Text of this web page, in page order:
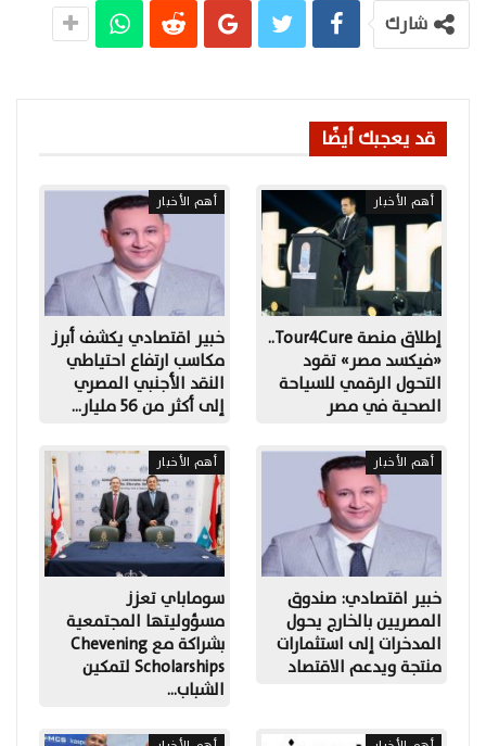
شارك
قد يعجبك أيضًا
أهم الأخبار
إطلاق منصة Tour4Cure..
«فيكسد مصر» تقود
التحول الرقمي للسياحة
الصحية في مصر
أهم الأخبار
خبير اقتصادي يكشف أبرز
مكاسب ارتفاع احتياطي
النقد الأجنبي المصري
إلى أكثر من 56 مليار…
أهم الأخبار
خبير اقتصادي: صندوق
المصريين بالخارج يحول
المدخرات إلى استثمارات
منتجة ويدعم الاقتصاد
أهم الأخبار
سوماباي تعزز
مسؤوليتها المجتمعية
بشراكة مع Chevening
Scholarships لتمكين
الشباب…